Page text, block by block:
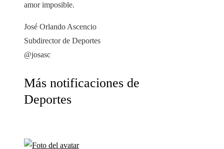
amor imposible.
José Orlando Ascencio
Subdirector de Deportes
@josasc
Más notificaciones de
Deportes